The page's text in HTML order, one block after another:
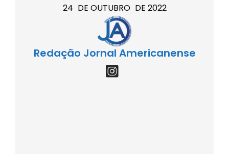
24 DE OUTUBRO DE 2022
Redação Jornal Americanense